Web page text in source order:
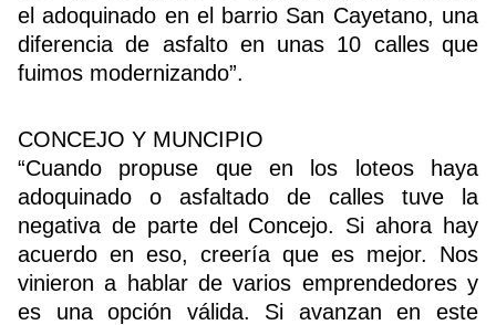
el adoquinado en el barrio San Cayetano, una
diferencia de asfalto en unas 10 calles que
fuimos modernizando”.
CONCEJO Y MUNCIPIO
“Cuando propuse que en los loteos haya
adoquinado o asfaltado de calles tuve la
negativa de parte del Concejo. Si ahora hay
acuerdo en eso, creería que es mejor. Nos
vinieron a hablar de varios emprendedores y
es una opción válida. Si avanzan en este